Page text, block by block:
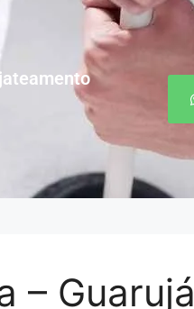
– Guarujá